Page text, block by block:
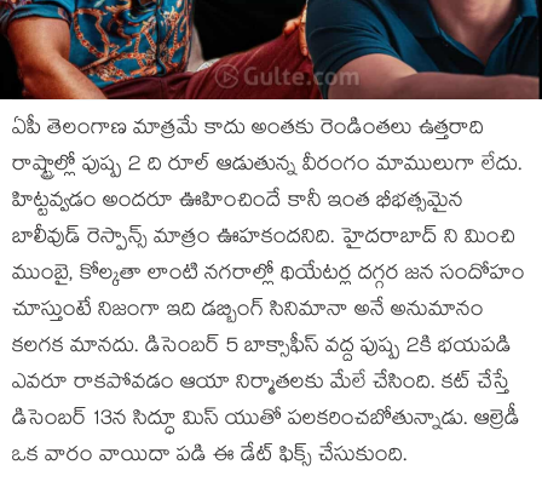
ఏపీ తెలంగాణ మాత్రమే కాదు అంతకు రెండింతలు ఉత్తరాది
రాష్ట్రాల్లో పుష్ప 2 ది రూల్ ఆడుతున్న వీరంగం మాములుగా లేదు.
హిట్టవ్వడం అందరూ ఊహించిందే కానీ ఇంత భీభత్సమైన
బాలీవుడ్ రెస్పాన్స్ మాత్రం ఊహకందనిది. హైదరాబాద్ ని మించి
ముంబై, కోల్కతా లాంటి నగరాల్లో థియేటర్ల దగ్గర జన సందోహం
చూస్తుంటే నిజంగా ఇది డబ్బింగ్ సినిమానా అనే అనుమానం
కలగక మానదు. డిసెంబర్ 5 బాక్సాఫీస్ వద్ద పుష్ప 2కి భయపడి
ఎవరూ రాకపోవడం ఆయా నిర్మాతలకు మేలే చేసింది. కట్ చేస్తే
డిసెంబర్ 13న సిద్ధూ మిస్ యుతో పలకరించబోతున్నాడు. ఆల్రెడీ
ఒక వారం వాయిదా పడి ఈ డేట్ ఫిక్స్ చేసుకుంది.